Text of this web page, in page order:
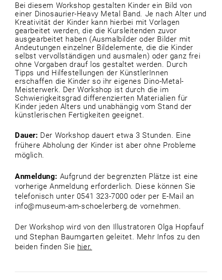
Bei diesem Workshop gestalten Kinder ein Bild von
einer Dinosaurier-Heavy Metal Band. Je nach Alter und
Kreativität der Kinder kann hierbei mit Vorlagen
gearbeitet werden, die die Kursleitenden zuvor
ausgearbeitet haben (Ausmalbilder oder Bilder mit
Andeutungen einzelner Bildelemente, die die Kinder
selbst vervollständigen und ausmalen) oder ganz frei
ohne Vorgaben drauf los gestaltet werden. Durch
Tipps und Hilfestellungen der KünstlerInnen
erschaffen die Kinder so ihr eigenes Dino-Metal-
Meisterwerk. Der Workshop ist durch die im
Schwierigkeitsgrad differenzierten Materialien für
Kinder jeden Alters und unabhängig vom Stand der
künstlerischen Fertigkeiten geeignet.
Dauer: Der Workshop dauert etwa 3 Stunden. Eine
frühere Abholung der Kinder ist aber ohne Probleme
möglich.
Anmeldung: Aufgrund der begrenzten Plätze ist eine
vorherige Anmeldung erforderlich. Diese können Sie
telefonisch unter 0541 323-7000 oder per E-Mail an
info@museum-am-schoelerberg.de vornehmen.
Der Workshop wird von den Illustratoren Olga Hopfauf
und Stephan Baumgarten geleitet. Mehr Infos zu den
beiden finden Sie hier.